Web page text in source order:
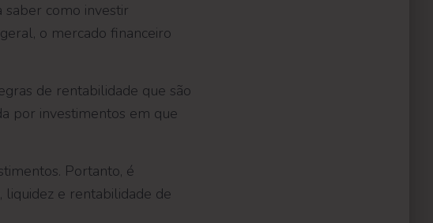
como investir
o mercado financeiro
de rentabilidade que são
por investimentos em que
Portanto, é
liquidez e rentabilidade de